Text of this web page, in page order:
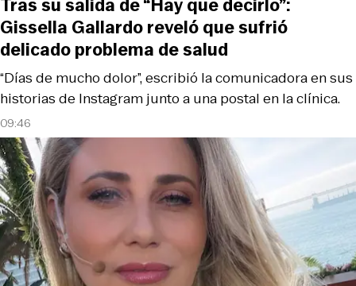
09:46
“Días de mucho dolor”, escribió la comunicadora en sus
historias de Instagram junto a una postal en la clínica.
Tras su salida de “Hay que decirlo”:
Gissella Gallardo reveló que sufrió
delicado problema de salud